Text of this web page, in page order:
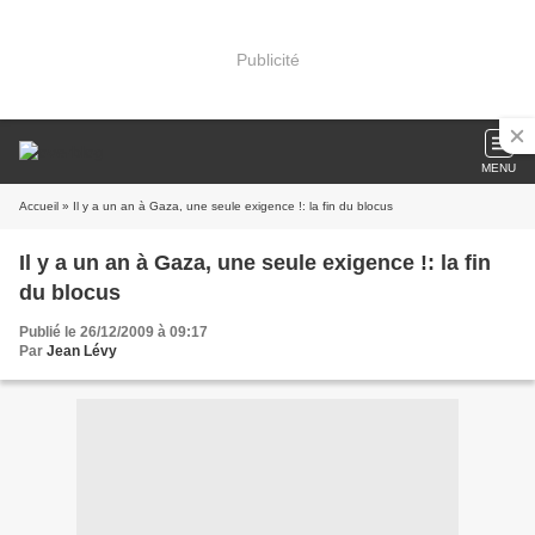
Publicité
MENU
Accueil » Il y a un an à Gaza, une seule exigence !: la fin du blocus
Il y a un an à Gaza, une seule exigence !: la fin
du blocus
Publié le 26/12/2009 à 09:17
Par Jean Lévy